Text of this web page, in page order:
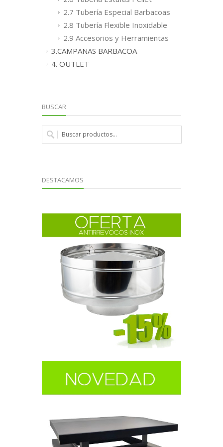
2.7 Tubería Especial Barbacoas
2.8 Tubería Flexible Inoxidable
2.9 Accesorios y Herramientas
3.CAMPANAS BARBACOA
4. OUTLET
BUSCAR
DESTACAMOS